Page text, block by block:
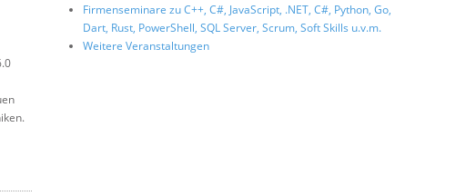
Firmenseminare zu C++, C#, JavaScript, .NET, C#, Python, Go,
Dart, Rust, PowerShell, SQL Server, Scrum, Soft Skills u.v.m.
Weitere Veranstaltungen